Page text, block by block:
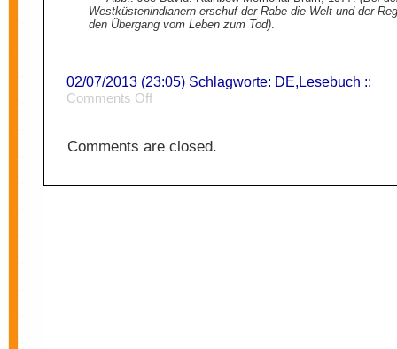
Westküstenindianern erschuf der Rabe die Welt und der
den Übergang vom Leben zum Tod).
02/07/2013 (23:05) Schlagworte: DE,Lesebuch ::
Comments Offon
Comments are closed.